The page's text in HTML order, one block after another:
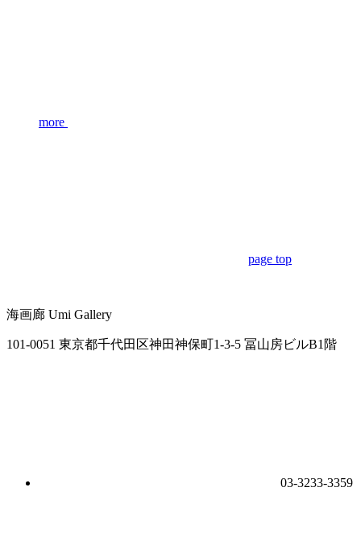
more
page top
海画廊 Umi Gallery
101-0051 東京都千代田区神田神保町1-3-5 冨山房ビルB1階
03-3233-3359